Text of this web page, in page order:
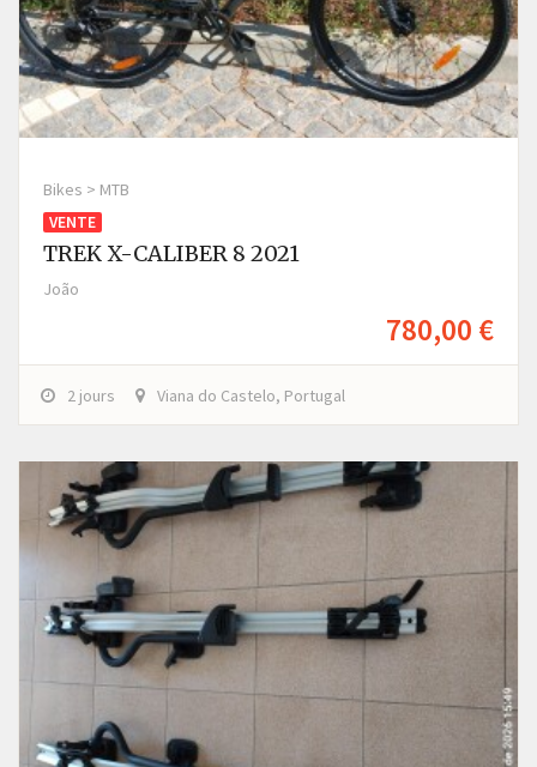
Bikes > MTB
VENTE
TREK X-CALIBER 8 2021
João
780,00 €
2 jours Viana do Castelo, Portugal